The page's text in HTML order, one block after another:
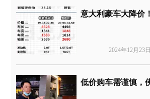
2024年12月23日